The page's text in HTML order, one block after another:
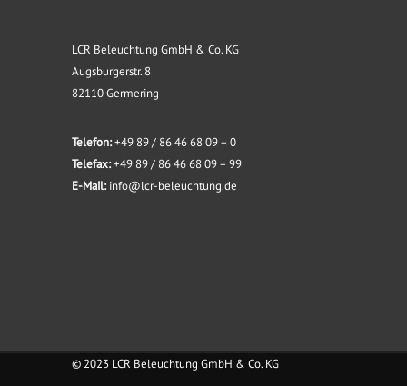
LCR Beleuchtung GmbH & Co. KG
Augsburgerstr. 8
82110 Germering
Telefon:+49 89 / 86 46 68 09 – 0
Telefax:+49 89 / 86 46 68 09 – 99
E-Mail: info@lcr-beleuchtung.de
© 2023 LCR Beleuchtung GmbH & Co. KG